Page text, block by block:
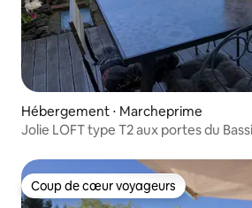
Hébergement ⋅ Marcheprime
Jolie LOFT type T2 aux portes du
Coup de cœur voyageurs
Coup de cœur voyageurs